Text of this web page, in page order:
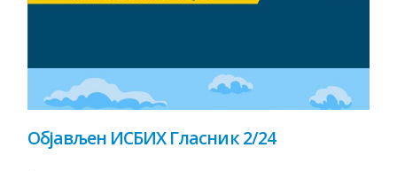
Објављен ИСБИХ Гласник 2/24